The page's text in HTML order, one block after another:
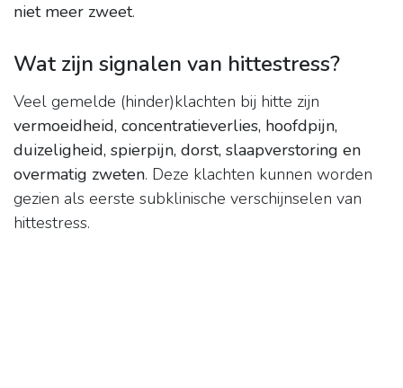
niet meer zweet.
Wat zijn signalen van hittestress?
Veel gemelde (hinder)klachten bij hitte zijn
vermoeidheid, concentratieverlies, hoofdpijn,
duizeligheid, spierpijn, dorst, slaapverstoring en
overmatig zweten. Deze klachten kunnen worden
gezien als eerste subklinische verschijnselen van
hittestress.